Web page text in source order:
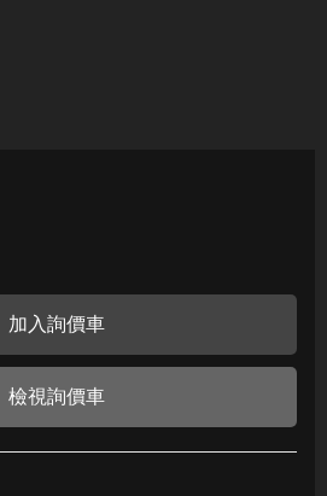
檢視詢價車